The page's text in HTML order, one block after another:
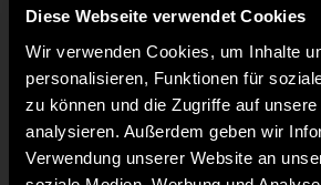
Diese Webseite verwendet Cookies
Wir verwenden Cookies, um Inhalte
personalisieren, Funktionen für
zu können und die Zugriffe auf
analysieren. Außerdem geben wir
Verwendung unserer Website an
Greta S.